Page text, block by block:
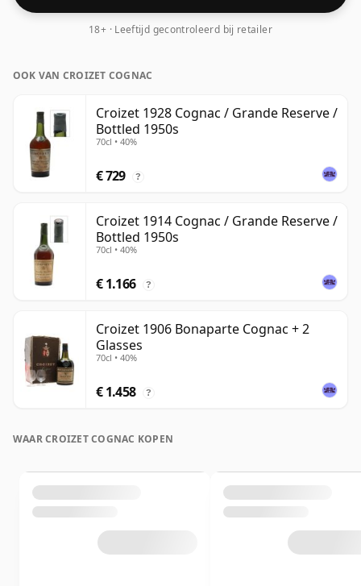
18+ · Leeftijd gecontroleerd bij retailer
OOK VAN CROIZET COGNAC
Croizet 1928 Cognac / Grande Reserve /
Bottled 1950s
70cl • 40%
€ 729 ?
Croizet 1914 Cognac / Grande Reserve /
Bottled 1950s
70cl • 40%
€ 1.166 ?
Croizet 1906 Bonaparte Cognac + 2
Glasses
70cl • 40%
€ 1.458 ?
WAAR CROIZET COGNAC KOPEN